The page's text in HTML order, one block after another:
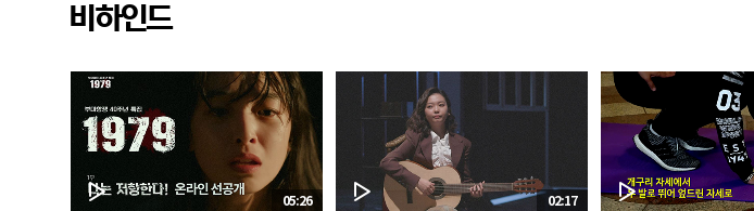
비하인드
05:26 02:17